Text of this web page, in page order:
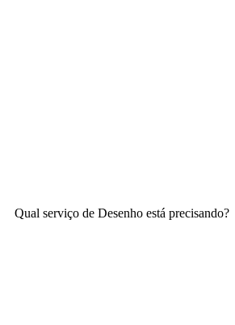
Qual serviço de Desenho está precisando?